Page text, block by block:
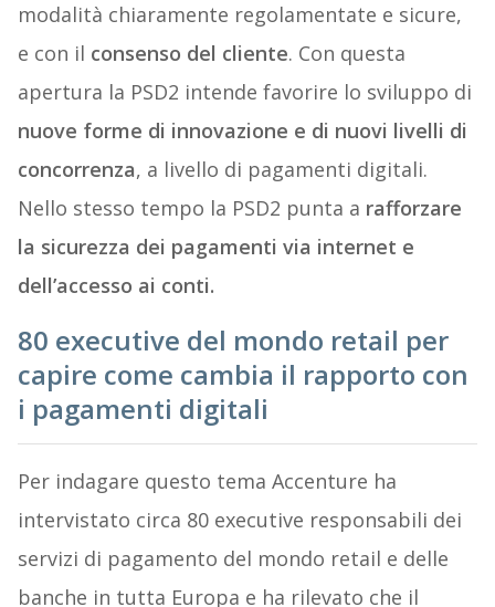
modalità chiaramente regolamentate e sicure,
e con il consenso del cliente. Con questa
apertura la PSD2 intende favorire lo sviluppo di
nuove forme di innovazione e di nuovi livelli di
concorrenza, a livello di pagamenti digitali.
Nello stesso tempo la PSD2 punta a rafforzare
la sicurezza dei pagamenti via internet e
dell’accesso ai conti.
80 executive del mondo retail per
capire come cambia il rapporto con
i pagamenti digitali
Per indagare questo tema Accenture ha
intervistato circa 80 executive responsabili dei
servizi di pagamento del mondo retail e delle
banche in tutta Europa e ha rilevato che il